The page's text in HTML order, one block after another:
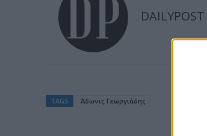
DAILYPOST
TAGS Άδωνις Γεωργιάδης